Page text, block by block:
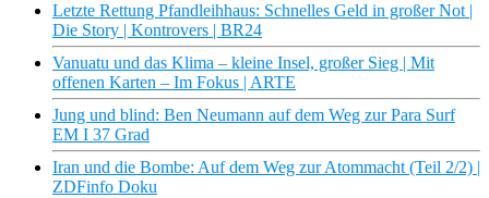
Letzte Rettung Pfandleihhaus: Schnelles Geld in großer Not |
Die Story | Kontrovers | BR24
Vanuatu und das Klima – kleine Insel, großer Sieg | Mit
offenen Karten – Im Fokus | ARTE
Jung und blind: Ben Neumann auf dem Weg zur Para Surf
EM I 37 Grad
Iran und die Bombe: Auf dem Weg zur Atommacht (Teil 2/2) |
ZDFinfo Doku